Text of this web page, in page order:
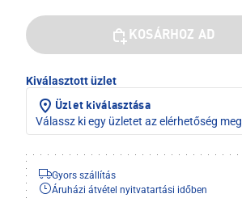
KOSÁRHOZ AD
Kiválasztott üzlet
Üzlet kiválasztása
Válassz ki egy üzletet az elérhetőség
Gyors szállítás
Áruházi átvétel nyitvatartási időben